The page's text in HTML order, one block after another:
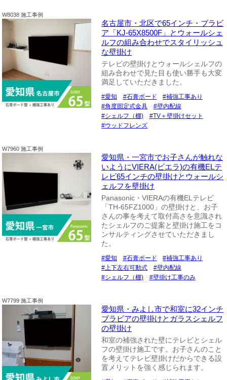
W8038 施工事例
名古屋市・北区で65インチ・ブラビ
ア「KJ-65X8500F」とウォールシェ
ルフの組み合わせでスタイリッシュ
な壁掛け
テレビの壁掛けとウォールシェルフの
組み合わせで見た目も使い勝手も大変
満足していただきました。
愛知 石膏ボード
補強工事あり
角度固定式金具
壁内配線
シェルフ（棚)
TV＋壁掛けセット
ウッドフレンズ
W7960 施工事例
愛知県・一宮市でお子さんが触れな
いようにVIERA(ビエラ)の有機ELテ
レビ65インチの壁掛けとウォールシ
ェルフを壁掛け
Panasonic・VIERAの有機ELテレビ
「TH-65FZ1000」の壁掛けと、お子
さんの事を考えて取付高さを意識され
たシェルフのご提案と壁掛け施工をコ
ンサルティングさせていただきまし
た。
愛知 石膏ボード
補強工事あり
上下左右可動式
壁内配線
シェルフ（棚)
壁掛け工事のみ
W7799 施工事例
愛知県・みよし市で和室に32インチ
ブラビアの壁掛けとガラスシェルフ
の壁掛け
和室の補強された壁にテレビとシェル
フの壁掛け施工です。お子さんのこと
を考えてテレビ壁掛けだからできる設
置メリットを強く感じられます。